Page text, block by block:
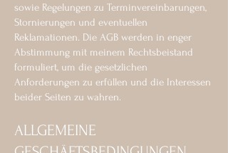
sowie Regelungen zu Terminvereinbarungen,
Stornierungen und eventuellen
Reklamationen. Die AGB werden in enger
Abstimmung mit meinem Rechtsbeistand
formuliert, um die gesetzlichen
Anforderungen zu erfüllen und die Interessen
beider Seiten zu wahren.
ALLGEMEINE